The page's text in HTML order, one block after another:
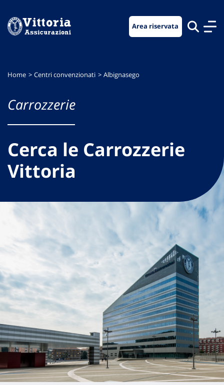
menu
contenuto
footer
Area riservata
Home Centri convenzionati Albignasego
Carrozzerie
Cerca le Carrozzerie
Vittoria